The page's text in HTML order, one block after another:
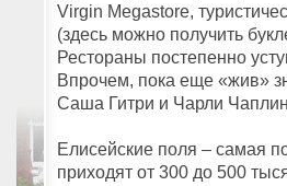
Virgin Megastore,
(здесь можно получить
Рестораны постепенно
Впрочем, пока еще «жив»
Саша Гитри и Чарли
Елисейские поля – самая
приходят от 300 до 500